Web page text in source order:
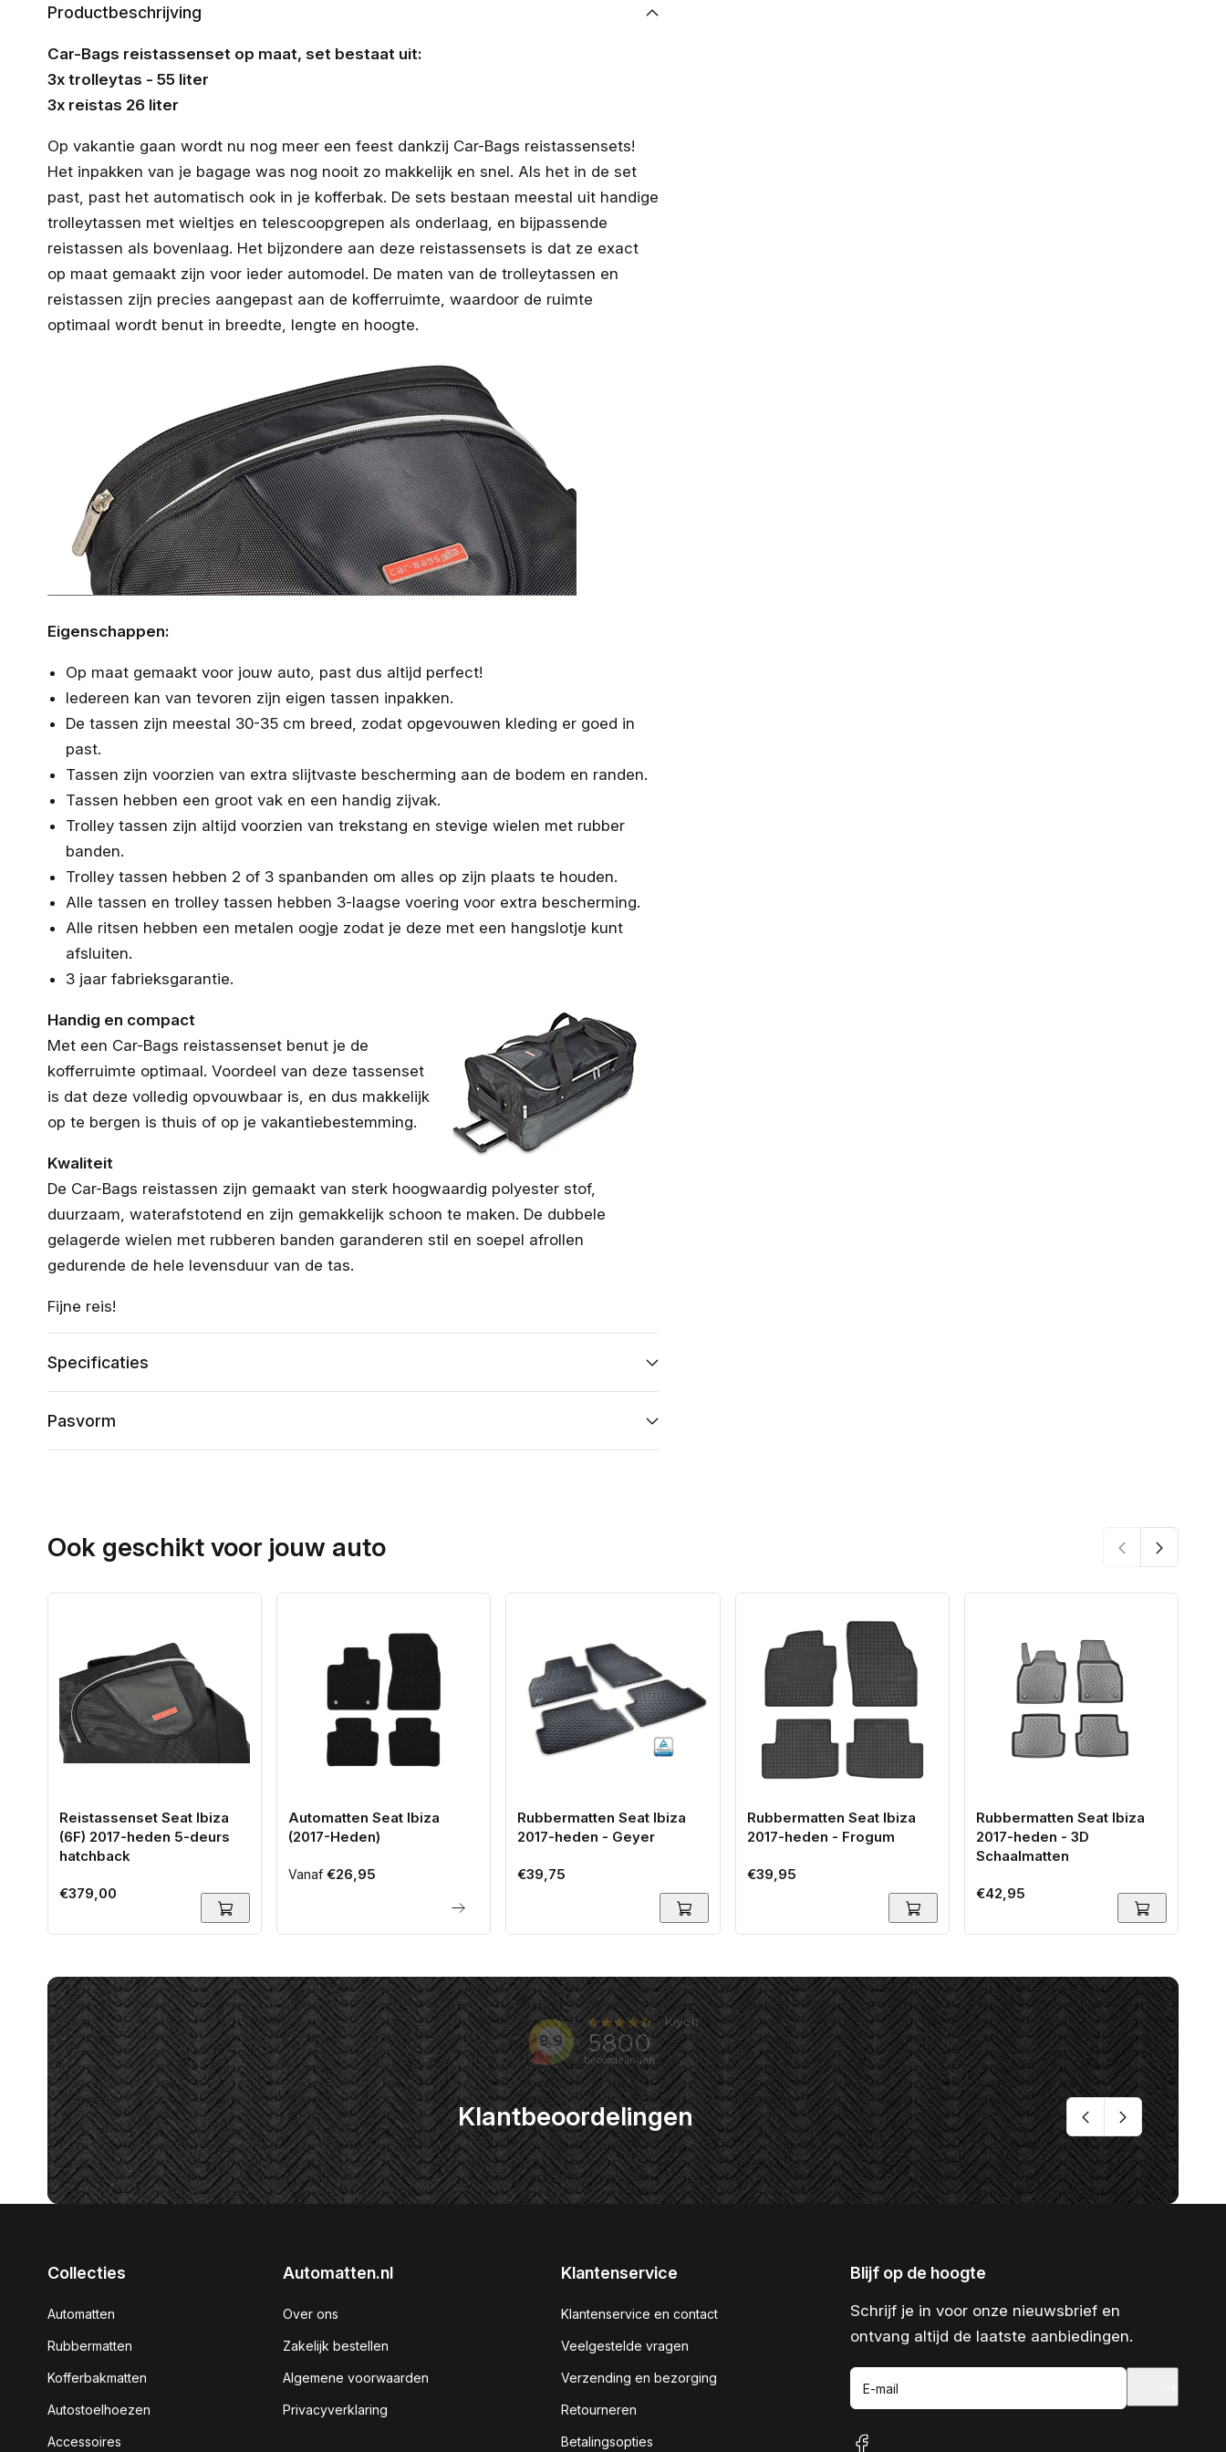
Productbeschrijving
Car-Bags reistassenset op maat, set bestaat uit:
3x trolleytas - 55 liter
3x reistas 26 liter
Op vakantie gaan wordt nu nog meer een feest dankzij Car-Bags reistassensets!
Het inpakken van je bagage was nog nooit zo makkelijk en snel. Als het in de set
past, past het automatisch ook in je kofferbak. De sets bestaan meestal uit handige
trolleytassen met wieltjes en telescoopgrepen als onderlaag, en bijpassende
reistassen als bovenlaag. Het bijzondere aan deze reistassensets is dat ze exact
op maat gemaakt zijn voor ieder automodel. De maten van de trolleytassen en
reistassen zijn precies aangepast aan de kofferruimte, waardoor de ruimte
optimaal wordt benut in breedte, lengte en hoogte.
Eigenschappen:
Op maat gemaakt voor jouw auto, past dus altijd perfect!
Iedereen kan van tevoren zijn eigen tassen inpakken.
De tassen zijn meestal 30-35 cm breed, zodat opgevouwen kleding er goed in
past.
Tassen zijn voorzien van extra slijtvaste bescherming aan de bodem en randen.
Tassen hebben een groot vak en een handig zijvak.
Trolley tassen zijn altijd voorzien van trekstang en stevige wielen met rubber
banden.
Trolley tassen hebben 2 of 3 spanbanden om alles op zijn plaats te houden.
Alle tassen en trolley tassen hebben 3-laagse voering voor extra bescherming.
Alle ritsen hebben een metalen oogje zodat je deze met een hangslotje kunt
afsluiten.
3 jaar fabrieksgarantie.
Handig en compact
Met een Car-Bags reistassenset benut je de
kofferruimte optimaal. Voordeel van deze tassenset
is dat deze volledig opvouwbaar is, en dus makkelijk
op te bergen is thuis of op je vakantiebestemming.
Kwaliteit
De Car-Bags reistassen zijn gemaakt van sterk hoogwaardig polyester stof,
duurzaam, waterafstotend en zijn gemakkelijk schoon te maken. De dubbele
gelagerde wielen met rubberen banden garanderen stil en soepel afrollen
gedurende de hele levensduur van de tas.
Fijne reis!
Specificaties
Pasvorm
Ook geschikt voor jouw auto
Reistassenset Seat Ibiza
(6F) 2017-heden 5-deurs
hatchback
Normale
€379,00
Automatten Seat Ibiza
(2017-Heden)
Normale
Vanaf €26,95
Rubbermatten Seat Ibiza
2017-heden - Geyer
Normale
€39,75
Rubbermatten Seat Ibiza
2017-heden - Frogum
Normale
€39,95
Rubbermatten Seat Ibiza
2017-heden - 3D
Schaalmatten
Normale
€42,95
Klantbeoordelingen
Collecties
Automatten
Rubbermatten
Kofferbakmatten
Autostoelhoezen
Accessoires
Automatten.nl
Over ons
Zakelijk bestellen
Algemene voorwaarden
Privacyverklaring
Klantenservice
Klantenservice en contact
Veelgestelde vragen
Verzending en bezorging
Retourneren
Betalingsopties
Blijf op de hoogte
Schrijf je in voor onze nieuwsbrief en
ontvang altijd de laatste aanbiedingen.
E-mail